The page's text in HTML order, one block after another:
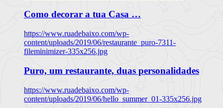
Como decorar a tua Casa …
https://www.ruadebaixo.com/wp-
content/uploads/2019/06/restaurante_puro-7311-
fileminimizer-335x256.jpg
Puro, um restaurante, duas personalidades
https://www.ruadebaixo.com/wp-
content/uploads/2019/06/hello_summer_01-335x256.jpg